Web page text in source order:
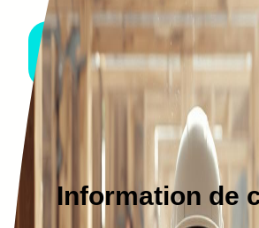
MOMIGNIES
Information de